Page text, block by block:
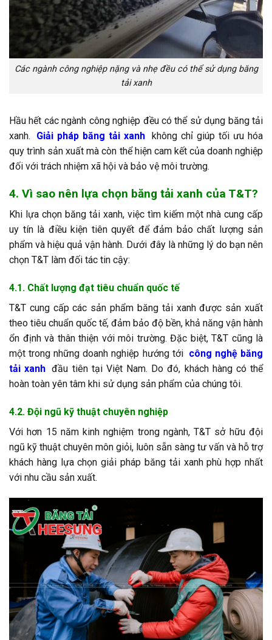
Các ngành công nghiệp nặng và nhẹ đều có thể sử dụng băng
tải xanh
Hầu hết các ngành công nghiệp đều có thể sử dụng băng tải
xanh.
Giải pháp băng tải xanh không chỉ giúp tối ưu hóa
quy trình sản xuất mà còn thể hiện cam kết của doanh nghiệp
đối với trách nhiệm xã hội và bảo vệ môi trường.
4. Vì sao nên lựa chọn băng tải xanh của T&T?
Khi lựa chọn băng tải xanh, việc tìm kiếm một nhà cung cấp
uy tín là điều kiện tiên quyết để đảm bảo chất lượng sản
phẩm và hiệu quả vận hành. Dưới đây là những lý do bạn nên
chọn T&T làm đối tác tin cậy:
4.1. Chất lượng đạt tiêu chuẩn quốc tế
T&T cung cấp các sản phẩm băng tải xanh được sản xuất
theo tiêu chuẩn quốc tế, đảm bảo độ bền, khả năng vận hành
ổn định và thân thiện với môi trường. Đặc biệt, T&T cũng là
một trong những doanh nghiệp hướng tới công nghệ băng
tải xanh đầu tiên tại Việt Nam. Do đó, khách hàng có thể
hoàn toàn yên tâm khi sử dụng sản phẩm của chúng tôi.
4.2. Đội ngũ kỹ thuật chuyên nghiệp
Với hơn 15 năm kinh nghiệm trong ngành, T&T sở hữu đội
ngũ kỹ thuật chuyên môn giỏi, luôn sẵn sàng tư vấn và hỗ trợ
khách hàng lựa chọn giải pháp băng tải xanh phù hợp nhất
với nhu cầu sản xuất.